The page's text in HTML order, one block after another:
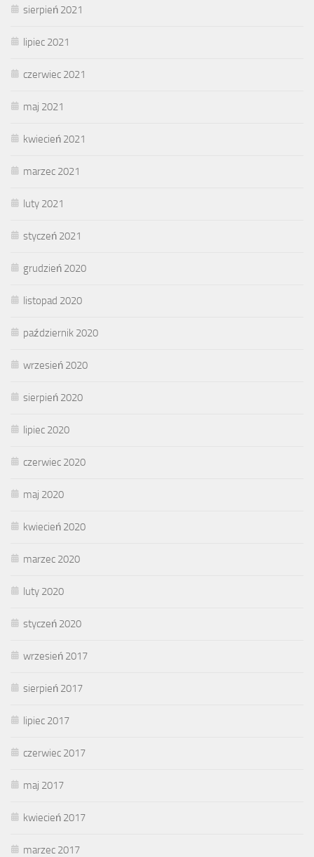
sierpień 2021
lipiec 2021
czerwiec 2021
maj 2021
kwiecień 2021
marzec 2021
luty 2021
styczeń 2021
grudzień 2020
listopad 2020
październik 2020
wrzesień 2020
sierpień 2020
lipiec 2020
czerwiec 2020
maj 2020
kwiecień 2020
marzec 2020
luty 2020
styczeń 2020
wrzesień 2017
sierpień 2017
lipiec 2017
czerwiec 2017
maj 2017
kwiecień 2017
marzec 2017